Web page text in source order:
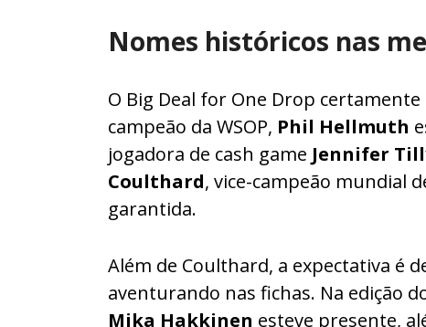
Nomes históricos nas
O Big Deal for One Drop
campeão da WSOP, Phil Hellmuth
jogadora de cash game Jennifer
Coulthard, vice-campeão mundial
garantida.
Além de Coulthard, a expectativa é
aventurando nas fichas. Na edição
Mika Hakkinen esteve presente,